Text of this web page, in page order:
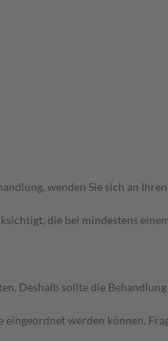
wenden Sie sich an
die bei mindestens
Deshalb sollte die
werden können.